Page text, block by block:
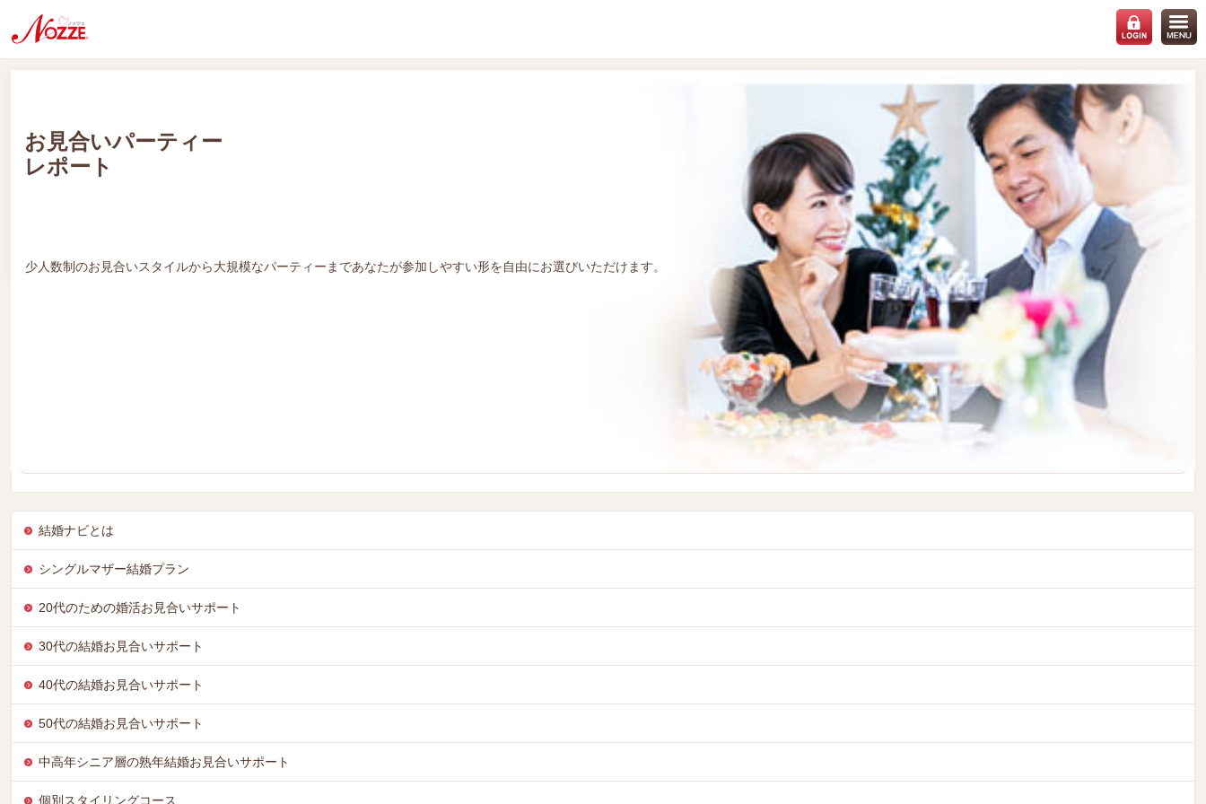
お見合いパーティー
レポート
少人数制のお見合いスタイルから大規模なパーティーまであなたが参加しやすい形を自由にお選びいただけます。
初心者の方は、経験者からアドバイスを受けながら、真剣に練習していました。自然に会話もでき、打ち解け、笑い声も聞こえ、皆さんとても楽しそうでした。終了後は、皆さんで、お茶をしに行かれま
結婚ナビとは
シングルマザー結婚プラン
20代のための婚活お見合いサポート
30代の結婚お見合いサポート
40代の結婚お見合いサポート
50代の結婚お見合いサポート
中高年シニア層の熟年結婚お見合いサポート
個別スタイリングコース